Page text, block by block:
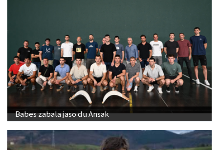
Babes zabala jaso du Ansak